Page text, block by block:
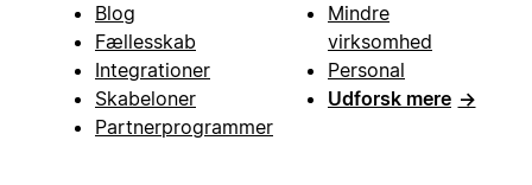
Blog
Fællesskab
Integrationer
Skabeloner
Partnerprogrammer
Mindre
virksomhed
Personal
Udforsk mere →